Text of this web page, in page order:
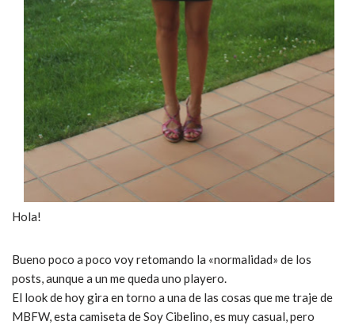
Hola!
Bueno poco a poco voy retomando la «normalidad» de los
posts, aunque a un me queda uno playero.
El look de hoy gira en torno a una de las cosas que me traje de
MBFW, esta camiseta de Soy Cibelino, es muy casual, pero